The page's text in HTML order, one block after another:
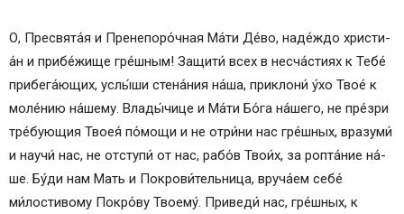
О, Пре­свя­та́я и Пренепоро́чная Ма́­ти Де́­во, на­де́ж­до хри­сти­
а́н и при­бе́­жи­ще гре́ш­ным! Защити́ всех в несча́стиях к Те­бе́
при­бе­га́ю­щих, услы́­ши стена́ния на́­ша, приклони́ у́хо Твое́ к
моле́нию на́­ше­му. Вла­ды́­чи­це и Ма́­ти Бо́­га на́­ше­го, не пре́­зри
тре́бующия Твоея́ по́­мо­щи и не от­ри́­ни нас гре́ш­ных, вразуми́
и нау­чи́ нас, не от­сту­пи́ от нас, ра­бо́в Тво­и́х, за ропта́ние на́­
ше. Бу́­ди нам Мать и Покрови́тельница, вруча́ем се­бе́
ми́лостивому По­кро́­ву Тво­ему́. Приведи́ нас, гре́ш­ных, к